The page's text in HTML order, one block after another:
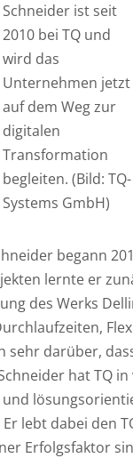
Schneider ist seit
2010 bei TQ und
wird das
Unternehmen jetzt
auf dem Weg zur
digitalen
Transformation
begleiten. (Bild: TQ-
Systems GmbH)
begann
lernte er
des Werks
darüber,
hat TQ
lebt dabei den
Erfolgsfaktor